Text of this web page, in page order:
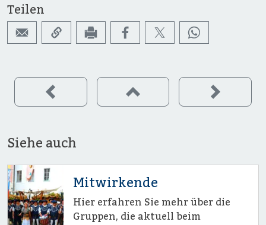
Teilen
Siehe auch
Mitwirkende
Hier erfahren Sie mehr über die
Gruppen, die aktuell beim